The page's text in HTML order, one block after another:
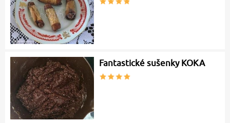
Fantastické sušenky KOKA